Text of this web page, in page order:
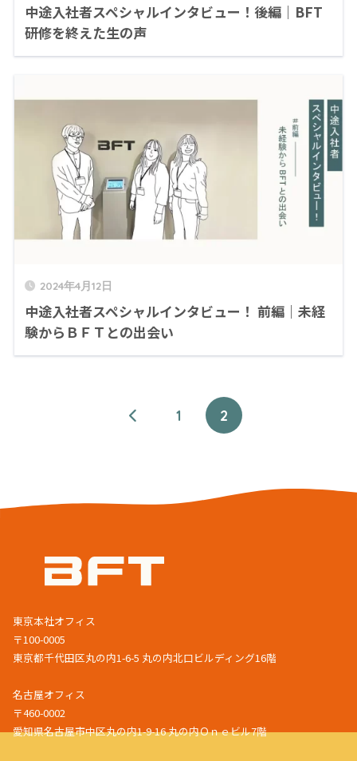
中途入社者スペシャルインタビュー！後編｜BFT
研修を終えた生の声
2024年4月12日
中途入社者スペシャルインタビュー！ 前編｜未経
験からＢＦＴとの出会い
1 2
東京本社オフィス
〒100-0005
東京都千代田区丸の内1-6-5 丸の内北口ビルディング16階
名古屋オフィス
〒460-0002
愛知県名古屋市中区丸の内1-9-16 丸の内Ｏｎｅビル7階